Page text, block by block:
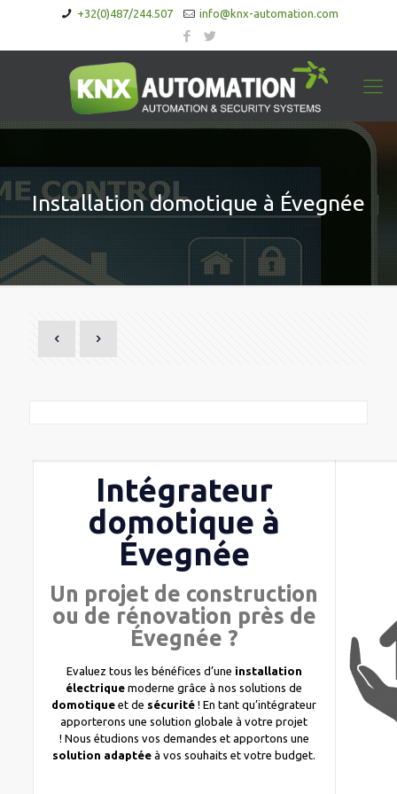
+32(0)487/244.507 info@knx-automation.com
Installation domotique à Évegnée
Intégrateur
domotique à
Évegnée
Un projet de construction
ou de rénovation près de
Évegnée ?
Evaluez tous les bénéfices d’une installation
électrique moderne grâce à nos solutions de
domotique et de sécurité ! En tant qu’intégrateur
apporterons une solution globale à votre projet
! Nous étudions vos demandes et apportons une
solution adaptéeà vos souhaits et votre budget.